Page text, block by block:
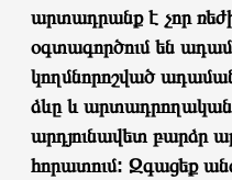
արտադրանք է չոր
օգտագործում են
կողմնորոշված
ձևը և
արդյունավետ բարձր
հորատում: Զգացեք